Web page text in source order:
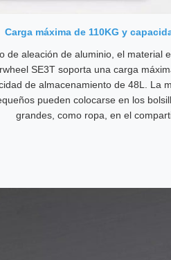
Carga máxima de 110KG y
de aleación de aluminio, el material
SE3T soporta una carga
de almacenamiento de 48L. La
pueden colocarse en los
grandes, como ropa, en el